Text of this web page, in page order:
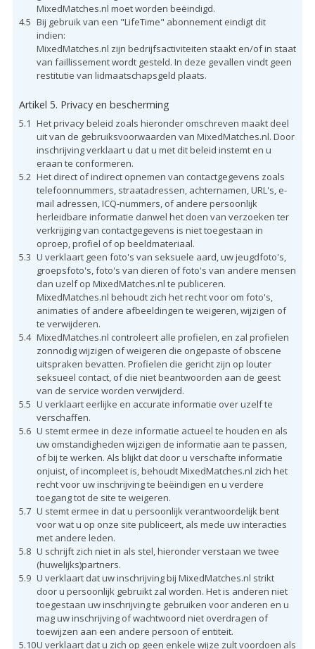
MixedMatches.nl moet worden beëindigd.
4.5 Bij gebruik van een "LifeTime" abonnement eindigt dit
indien:
MixedMatches.nl zijn bedrijfsactiviteiten staakt en/of in staat
van faillissement wordt gesteld. In deze gevallen vindt geen
restitutie van lidmaatschapsgeld plaats.
Artikel 5. Privacy en bescherming
5.1 Het privacy beleid zoals hieronder omschreven maakt deel
uit van de gebruiksvoorwaarden van MixedMatches.nl. Door
inschrijving verklaart u dat u met dit beleid instemt en u
eraan te conformeren.
5.2 Het direct of indirect opnemen van contactgegevens zoals
telefoonnummers, straatadressen, achternamen, URL's, e-
mail adressen, ICQ-nummers, of andere persoonlijk
herleidbare informatie danwel het doen van verzoeken ter
verkrijging van contactgegevens is niet toegestaan in
oproep, profiel of op beeldmateriaal.
5.3 U verklaart geen foto's van seksuele aard, uw jeugdfoto's,
groepsfoto's, foto's van dieren of foto's van andere mensen
dan uzelf op MixedMatches.nl te publiceren.
MixedMatches.nl behoudt zich het recht voor om foto's,
animaties of andere afbeeldingen te weigeren, wijzigen of
te verwijderen.
5.4 MixedMatches.nl controleert alle profielen, en zal profielen
zonnodig wijzigen of weigeren die ongepaste of obscene
uitspraken bevatten. Profielen die gericht zijn op louter
seksueel contact, of die niet beantwoorden aan de geest
van de service worden verwijderd.
5.5 U verklaart eerlijke en accurate informatie over uzelf te
verschaffen.
5.6 U stemt ermee in deze informatie actueel te houden en als
uw omstandigheden wijzigen de informatie aan te passen,
of bij te werken. Als blijkt dat door u verschafte informatie
onjuist, of incompleet is, behoudt MixedMatches.nl zich het
recht voor uw inschrijving te beëindigen en u verdere
toegang tot de site te weigeren.
5.7 U stemt ermee in dat u persoonlijk verantwoordelijk bent
voor wat u op onze site publiceert, als mede uw interacties
met andere leden.
5.8 U schrijft zich niet in als stel, hieronder verstaan we twee
(huwelijks)partners.
5.9 U verklaart dat uw inschrijving bij MixedMatches.nl strikt
door u persoonlijk gebruikt zal worden. Het is anderen niet
toegestaan uw inschrijving te gebruiken voor anderen en u
mag uw inschrijving of wachtwoord niet overdragen of
toewijzen aan een andere persoon of entiteit.
5.10U verklaart dat u zich op geen enkele wijze zult voordoen als